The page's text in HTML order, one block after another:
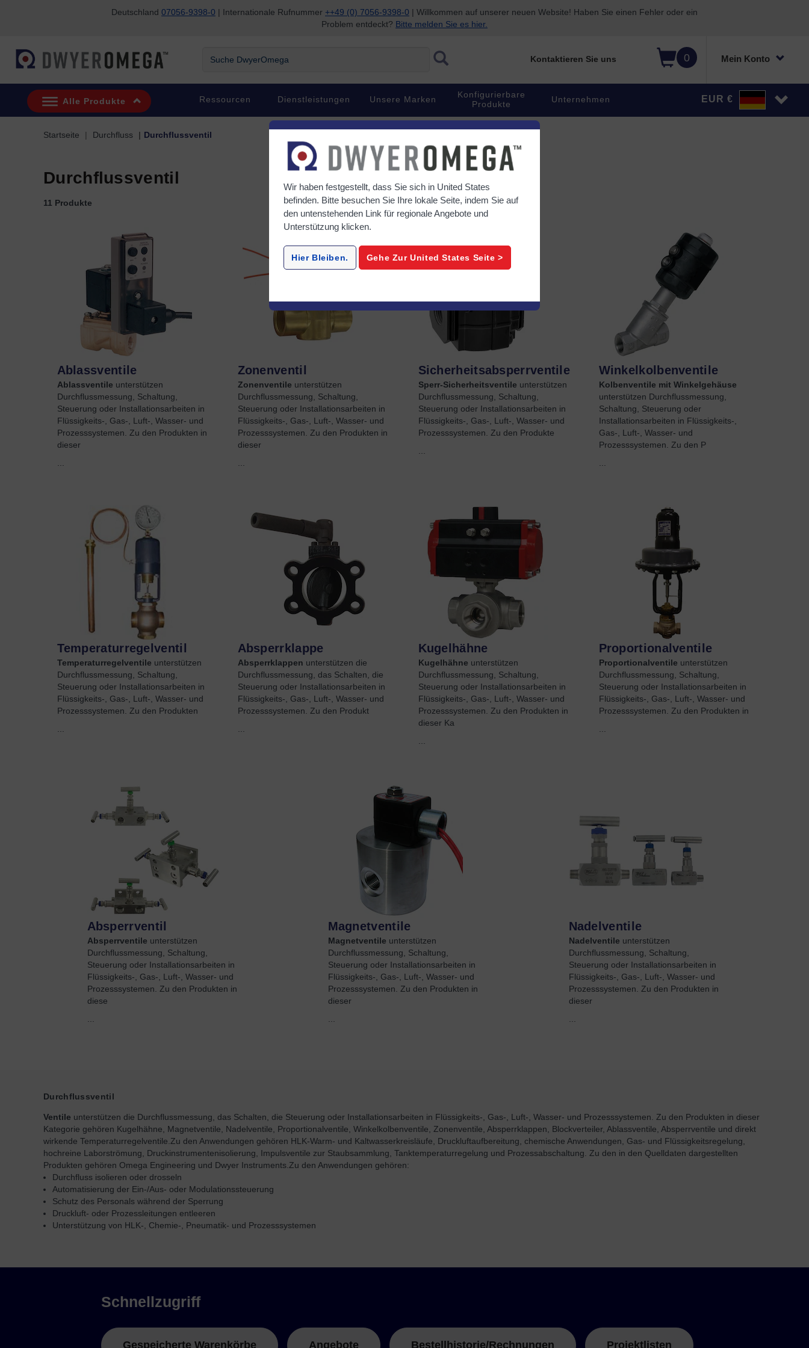
Deutschland 07056-9398-0 | Internationale Rufnummer ++49 (0) 7056-9398-0 | Willkommen auf unserer neuen Website! Haben Sie einen Fehler oder ein
Problem entdeckt? Bitte melden Sie es hier.
0 Mein Konto
Kontaktieren Sie uns
Alle Produkte Ressourcen Dienstleistungen Unsere Marken
Konfigurierbare
Produkte
Unternehmen EUR €
Startseite Durchfluss Durchflussventil
Durchflussventil
11 Produkte
Ablassventile
Ablassventile unterstützen
Durchflussmessung, Schaltung,
Steuerung oder Installationsarbeiten in
Flüssigkeits-, Gas-, Luft-, Wasser- und
Prozesssystemen. Zu den Produkten in
dieser
Zonenventil
Zonenventile unterstützen
Durchflussmessung, Schaltung,
Steuerung oder Installationsarbeiten in
Flüssigkeits-, Gas-, Luft-, Wasser- und
Prozesssystemen. Zu den Produkten in
dieser
Sicherheitsabsperrventile
Sperr-Sicherheitsventile unterstützen
Durchflussmessung, Schaltung,
Steuerung oder Installationsarbeiten in
Flüssigkeits-, Gas-, Luft-, Wasser- und
Prozesssystemen. Zu den Produkte
Winkelkolbenventile
Kolbenventile mit Winkelgehäuse
unterstützen Durchflussmessung,
Schaltung, Steuerung oder
Installationsarbeiten in Flüssigkeits-,
Gas-, Luft-, Wasser- und
Prozesssystemen. Zu den P
Temperaturregelventil
Temperaturregelventile unterstützen
Durchflussmessung, Schaltung,
Steuerung oder Installationsarbeiten in
Flüssigkeits-, Gas-, Luft-, Wasser- und
Prozesssystemen. Zu den Produkten
Absperrklappe
Absperrklappen unterstützen die
Durchflussmessung, das Schalten, die
Steuerung oder Installationsarbeiten in
Flüssigkeits-, Gas-, Luft-, Wasser- und
Prozesssystemen. Zu den Produkt
Kugelhähne
Kugelhähne unterstützen
Durchflussmessung, Schaltung,
Steuerung oder Installationsarbeiten in
Flüssigkeits-, Gas-, Luft-, Wasser- und
Prozesssystemen. Zu den Produkten in
dieser Ka
Proportionalventile
Proportionalventile unterstützen
Durchflussmessung, Schaltung,
Steuerung oder Installationsarbeiten in
Flüssigkeits-, Gas-, Luft-, Wasser- und
Prozesssystemen. Zu den Produkten in
Absperrventil
Absperrventile unterstützen
Durchflussmessung, Schaltung,
Steuerung oder Installationsarbeiten in
Flüssigkeits-, Gas-, Luft-, Wasser- und
Prozesssystemen. Zu den Produkten in
diese
Magnetventile
Magnetventile unterstützen
Durchflussmessung, Schaltung,
Steuerung oder Installationsarbeiten in
Flüssigkeits-, Gas-, Luft-, Wasser- und
Prozesssystemen. Zu den Produkten in
dieser
Nadelventile
Nadelventile unterstützen
Durchflussmessung, Schaltung,
Steuerung oder Installationsarbeiten in
Flüssigkeits-, Gas-, Luft-, Wasser- und
Prozesssystemen. Zu den Produkten in
dieser
Durchflussventil
Ventile unterstützen die Durchflussmessung, das Schalten, die Steuerung oder Installationsarbeiten in Flüssigkeits-, Gas-, Luft-, Wasser- und Prozesssystemen. Zu den Produkten in dieser
Kategorie gehören Kugelhähne, Magnetventile, Nadelventile, Proportionalventile, Winkelkolbenventile, Zonenventile, Absperrklappen, Blockverteiler, Ablassventile, Absperrventile und direkt
wirkende Temperaturregelventile. Zu den Anwendungen gehören HLK-Warm- und Kaltwasserkreisläufe, Druckluftaufbereitung, chemische Anwendungen, Gas- und Flüssigkeitsregelung,
hochreine Laborströmung, Druckinstrumentenisolierung, Impulsventile zur Staubsammlung, Tanktemperaturregelung und Prozessabschaltung. Zu den in den Quelldaten dargestellten
Produkten gehören Omega Engineering und Dwyer Instruments. Zu den Anwendungen gehören:
Durchfluss isolieren oder drosseln
Automatisierung der Ein-/Aus- oder Modulationssteuerung
Schutz des Personals während der Sperrung
Druckluft- oder Prozessleitungen entleeren
Unterstützung von HLK-, Chemie-, Pneumatik- und Prozesssystemen
Schnellzugriff
Gespeicherte Warenkörbe Angebote Bestellhistorie/Rechnungen Projektlisten
Wir haben festgestellt, dass Sie sich in United States
befinden. Bitte besuchen Sie Ihre lokale Seite, indem Sie auf
den untenstehenden Link für regionale Angebote und
Unterstützung klicken.
Hier Bleiben. Gehe ZurUnited States Seite >